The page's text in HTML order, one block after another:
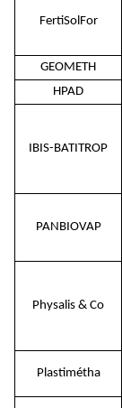
FertiSolFor
GEOMETH
HPAD
IBIS-BATITROP
PANBIOVAP
Physalis & Co
Plastimétha